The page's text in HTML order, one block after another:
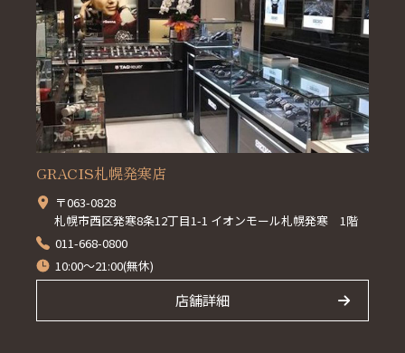
GRACIS札幌発寒店
〒063-0828
札幌市西区発寒8条12丁目1-1 イオンモール札幌発寒 1階
011-668-0800
10:00～21:00(無休)
店舗詳細